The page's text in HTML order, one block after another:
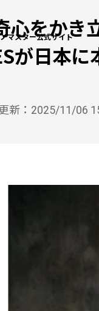
マスター公式サイト
心をかき
が日本に
新： 2025/11/06